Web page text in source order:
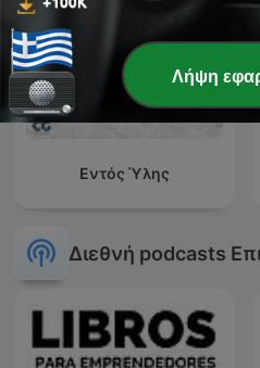
Εντός Ύλης
Διεθνή podcasts
Λήψη